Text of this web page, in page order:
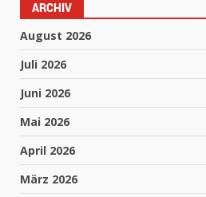
ARCHIV
August 2026
Juli 2026
Juni 2026
Mai 2026
April 2026
März 2026